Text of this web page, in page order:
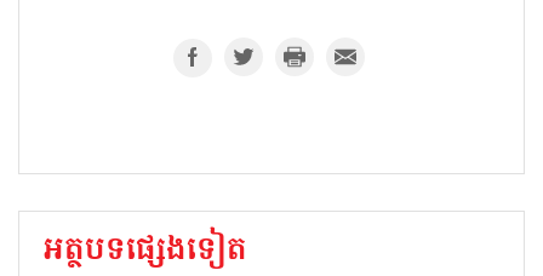
អត្ថបទផ្សេងទៀត